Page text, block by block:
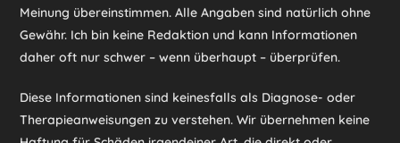
Meinung übereinstimmen. Alle Angaben sind natürlich ohne
Gewähr. Ich bin keine Redaktion und kann Informationen
daher oft nur schwer – wenn überhaupt – überprüfen.
Diese Informationen sind keinesfalls als Diagnose- oder
Therapieanweisungen zu verstehen. Wir übernehmen keine